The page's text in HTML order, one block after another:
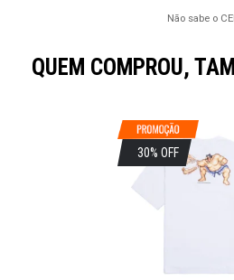
Não sabe o
QUEM COMPROU,
30% OFF